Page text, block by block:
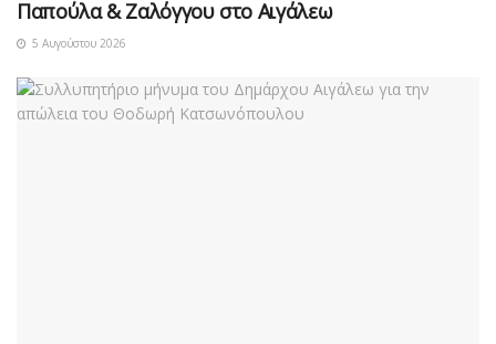
Παπούλα & Ζαλόγγου στο Αιγάλεω
5 Αυγούστου 2026